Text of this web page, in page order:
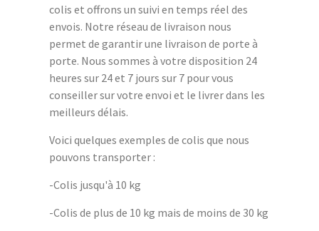
colis et offrons un suivi en temps réel des
envois. Notre réseau de livraison nous
permet de garantir une livraison de porte à
porte. Nous sommes à votre disposition 24
heures sur 24 et 7 jours sur 7 pour vous
conseiller sur votre envoi et le livrer dans les
meilleurs délais.
Voici quelques exemples de colis que nous
pouvons transporter :
-Colis jusqu'à 10 kg
-Colis de plus de 10 kg mais de moins de 30 kg